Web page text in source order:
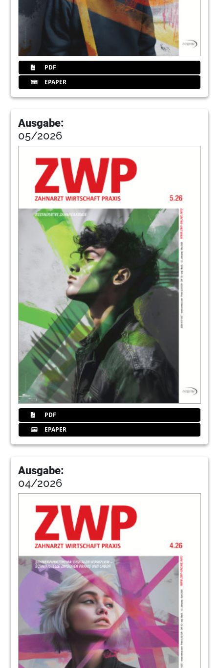
88
90 Planmeca
94Godentis
104Flemming
Fiz
Troost
Interadent
122 Dwfokus
124Newimage
128Solutio
132Wermed
136Seeliger
Ventar
140Lebensartnews
Nwalking
145 Kleinanzeige
146Wissenscheck
PDF
EPAPER
Ausgabe:
05/2026
PDF
EPAPER
Ausgabe:
04/2026